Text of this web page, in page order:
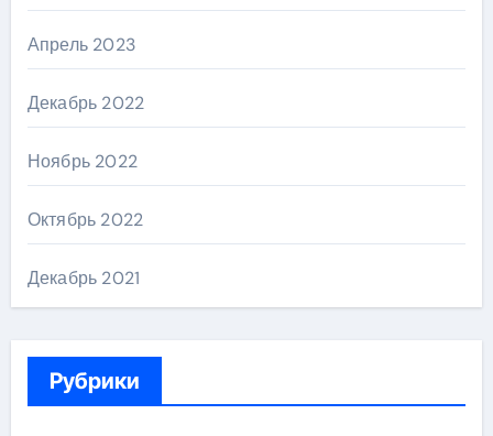
Апрель 2023
Декабрь 2022
Ноябрь 2022
Октябрь 2022
Декабрь 2021
Рубрики